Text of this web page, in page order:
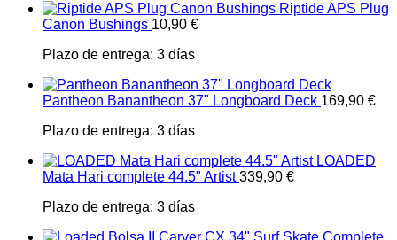
Riptide APS Plug
Canon Bushings 10,90 €
Plazo de entrega: 3 días
Pantheon Banantheon 37" Longboard Deck 169,90 €
Plazo de entrega: 3 días
LOADED
Mata Hari complete 44.5" Artist 339,90 €
Plazo de entrega: 3 días